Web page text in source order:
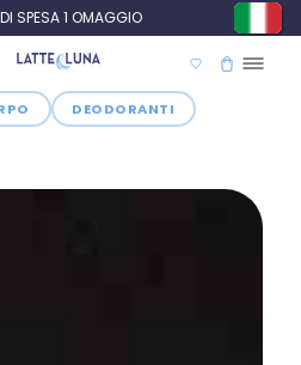
SPESA 1 OMAGGIO
DEODORANTI